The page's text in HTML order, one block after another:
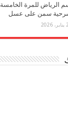
الرياض للمرة الخامسة
سمن على عسل